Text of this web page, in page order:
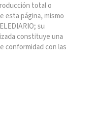
total o
esta página, mismo
su
constituye una
conformidad con las